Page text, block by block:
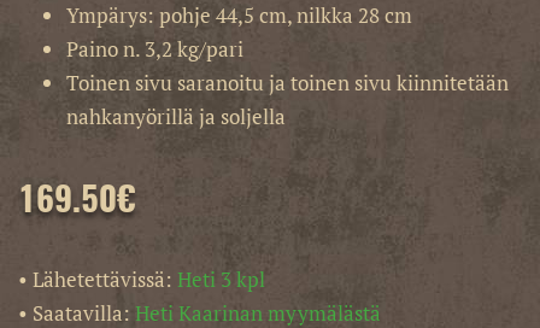
Ympärys: pohje 44,5 cm, nilkka 28 cm
Paino n. 3,2 kg/pari
Toinen sivu saranoitu ja toinen sivu kiinnitetään
nahkanyörillä ja soljella
169.50€
• Lähetettävissä: Heti 3 kpl
• Saatavilla: Heti Kaarinan myymälästä